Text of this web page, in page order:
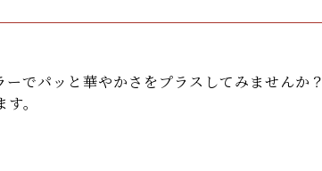
でパッと華やかさをプラスしてみませんか？
。